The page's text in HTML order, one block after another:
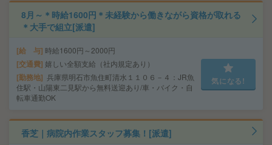
8月～＊時給1600円＊未経験から働きながら資格が取れる
＊大手で組立[派遣]
給 与 時給1600円～2000円
交通費 嬉しい全額支給（社内規定あり）
勤務地 兵庫県明石市魚住町清水１１０６－４：JR魚
住駅・山陽東二見駅から無料送迎あり/車・バイク・自
転車通勤OK
気になる!
香芝｜病院内作業スタッフ募集！[派遣]